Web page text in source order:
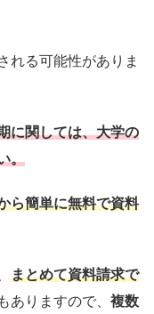
れる可能性がありま
に関しては、大学の
。
ら簡単に無料で資料
まとめて資料請求で
もありますので、 複数